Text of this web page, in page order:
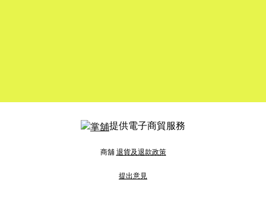
提供電子商貿服務
商舖 退貨及退款政策
提出意見